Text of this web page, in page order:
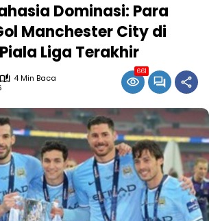
Dominasi: Para
Manchester City di
Liga Terakhir
4 Min Baca
661